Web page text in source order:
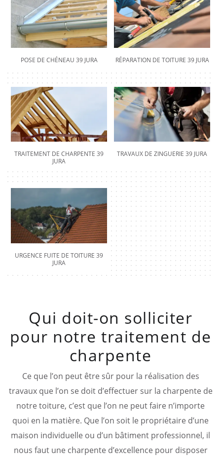
POSE DE CHÉNEAU 39 JURA RÉPARATION DE TOITURE 39 JURA
TRAITEMENT DE CHARPENTE 39
JURA
TRAVAUX DE ZINGUERIE 39 JURA
URGENCE FUITE DE TOITURE 39
JURA
Qui doit-on solliciter
pour notre traitement de
charpente
Ce que l’on peut être sûr pour la réalisation des
travaux que l’on se doit d’effectuer sur la charpente de
notre toiture, c’est que l’on ne peut faire n’importe
quoi en la matière. Que l’on soit le propriétaire d’une
maison individuelle ou d’un bâtiment professionnel, il
nous faut une charpente d’excellence pour disposer